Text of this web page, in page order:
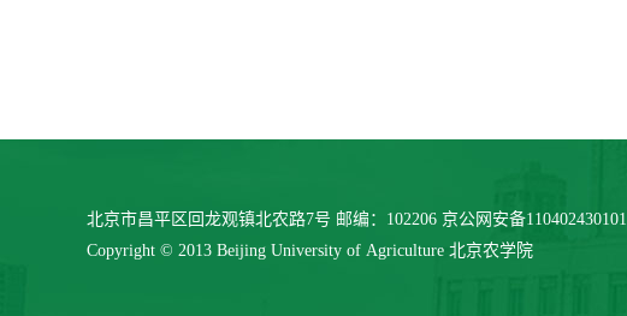
北京市昌平区回龙观镇北农路7号 邮编：102206 京公网安备110402430101
Copyright © 2013 Beijing University of Agriculture 北京农学院